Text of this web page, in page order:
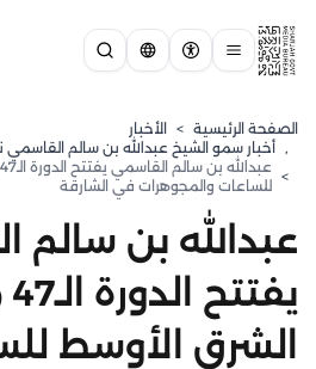
الصفحة الرئيسية > الأخبار
, ⁠أخبار سمو الشيخ عبدالله بن سالم القاسمي
>
للساعات والمجوهرات في الشارقة
عبدالله بن سالم
الشرق الأوسط